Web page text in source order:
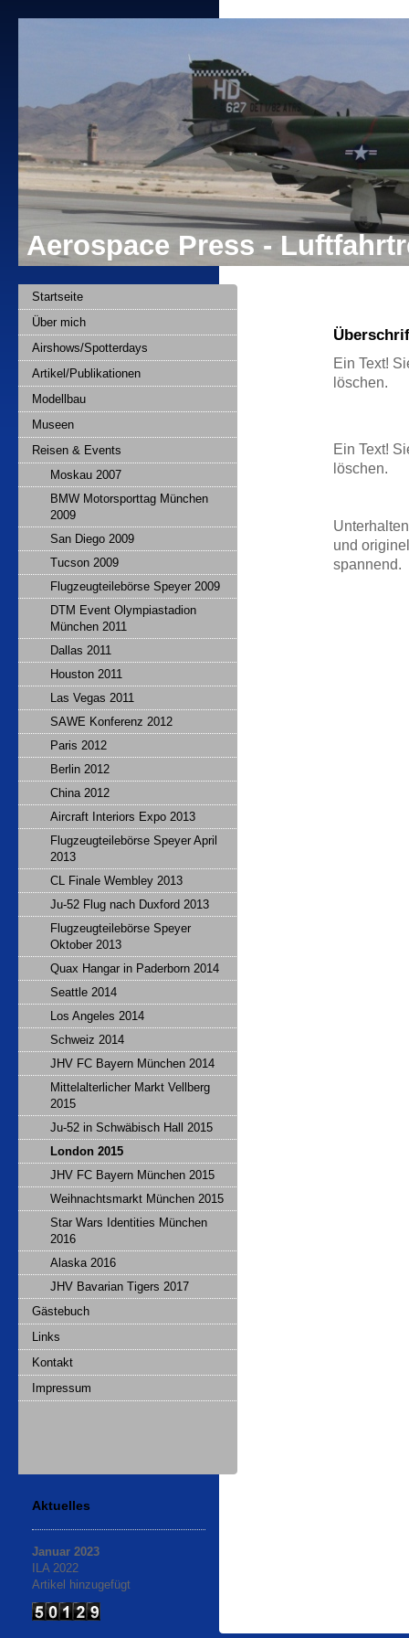
Aerospace Press -
Ein Text!
löschen.
Ein Text!
löschen.
und
spannend.
Startseite
Über mich
Airshows/Spotterdays
Artikel/Publikationen
Modellbau
Museen
Reisen & Events
Moskau 2007
BMW Motorsporttag München
2009
San Diego 2009
Tucson 2009
Flugzeugteilebörse Speyer 2009
DTM Event Olympiastadion
München 2011
Dallas 2011
Houston 2011
Las Vegas 2011
SAWE Konferenz 2012
Paris 2012
Berlin 2012
China 2012
Aircraft Interiors Expo 2013
Flugzeugteilebörse Speyer April
2013
CL Finale Wembley 2013
Ju-52 Flug nach Duxford 2013
Flugzeugteilebörse Speyer
Oktober 2013
Quax Hangar in Paderborn 2014
Seattle 2014
Los Angeles 2014
Schweiz 2014
JHV FC Bayern München 2014
Mittelalterlicher Markt Vellberg
2015
Ju-52 in Schwäbisch Hall 2015
London 2015
JHV FC Bayern München 2015
Weihnachtsmarkt München 2015
Star Wars Identities München
2016
Alaska 2016
JHV Bavarian Tigers 2017
Gästebuch
Links
Kontakt
Impressum
Aktuelles
Januar 2023
ILA 2022
Artikel hinzugefügt